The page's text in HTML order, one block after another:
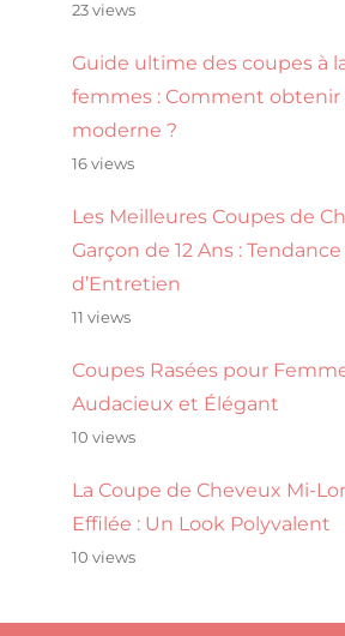
23 views
Guide ultime des coupes à
femmes : Comment obtenir
moderne ?
16 views
Les Meilleures Coupes de
Garçon de 12 Ans :
d’Entretien
11 views
Coupes Rasées pour
Audacieux et Élégant
10 views
La Coupe de Cheveux Mi-
Effilée : Un Look Polyvalent
10 views